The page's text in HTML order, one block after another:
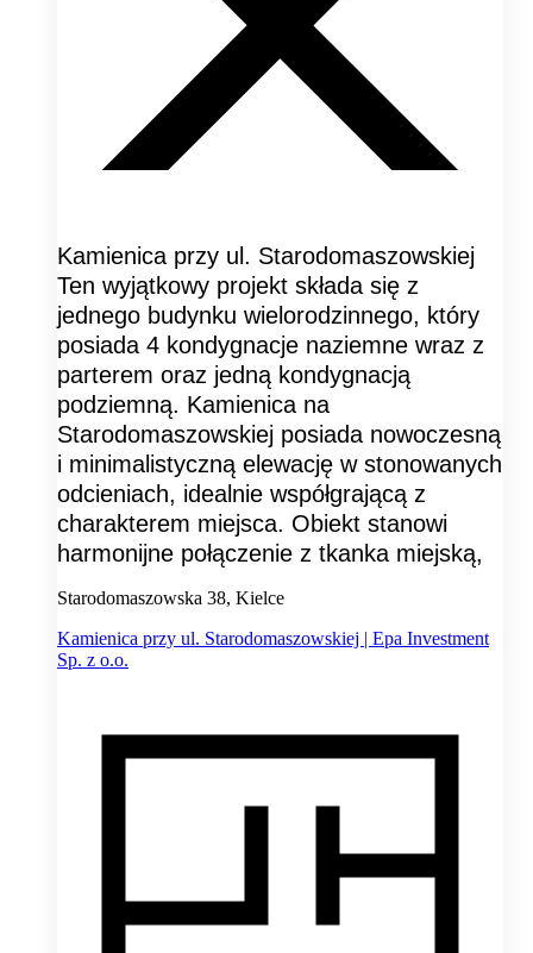
Kamienica przy ul. Starodomaszowskiej
Ten wyjątkowy projekt składa się z
jednego budynku wielorodzinnego, który
posiada 4 kondygnacje naziemne wraz z
parterem oraz jedną kondygnacją
podziemną. Kamienica na
Starodomaszowskiej posiada nowoczesną
i minimalistyczną elewację w stonowanych
odcieniach, idealnie współgrającą z
charakterem miejsca. Obiekt stanowi
harmonijne połączenie z tkanka miejską,
Starodomaszowska 38, Kielce
Kamienica przy ul. Starodomaszowskiej | Epa Investment
Sp. z o.o.